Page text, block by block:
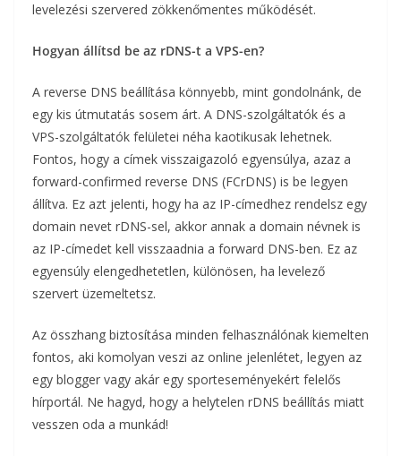
levelezési szervered zökkenőmentes működését.
Hogyan állítsd be az rDNS-t a VPS-en?
A reverse DNS beállítása könnyebb, mint gondolnánk, de
egy kis útmutatás sosem árt. A DNS-szolgáltatók és a
VPS-szolgáltatók felületei néha kaotikusak lehetnek.
Fontos, hogy a címek visszaigazoló egyensúlya, azaz a
forward-confirmed reverse DNS (FCrDNS) is be legyen
állítva. Ez azt jelenti, hogy ha az IP-címedhez rendelsz egy
domain nevet rDNS-sel, akkor annak a domain névnek is
az IP-címedet kell visszaadnia a forward DNS-ben. Ez az
egyensúly elengedhetetlen, különösen, ha levelező
szervert üzemeltetsz.
Az összhang biztosítása minden felhasználónak kiemelten
fontos, aki komolyan veszi az online jelenlétet, legyen az
egy blogger vagy akár egy sporteseményekért felelős
hírportál. Ne hagyd, hogy a helytelen rDNS beállítás miatt
vesszen oda a munkád!